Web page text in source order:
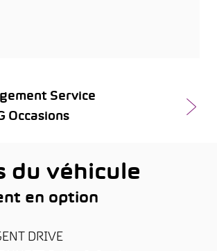
Service
Occasions
du véhicule
en option
DRIVE